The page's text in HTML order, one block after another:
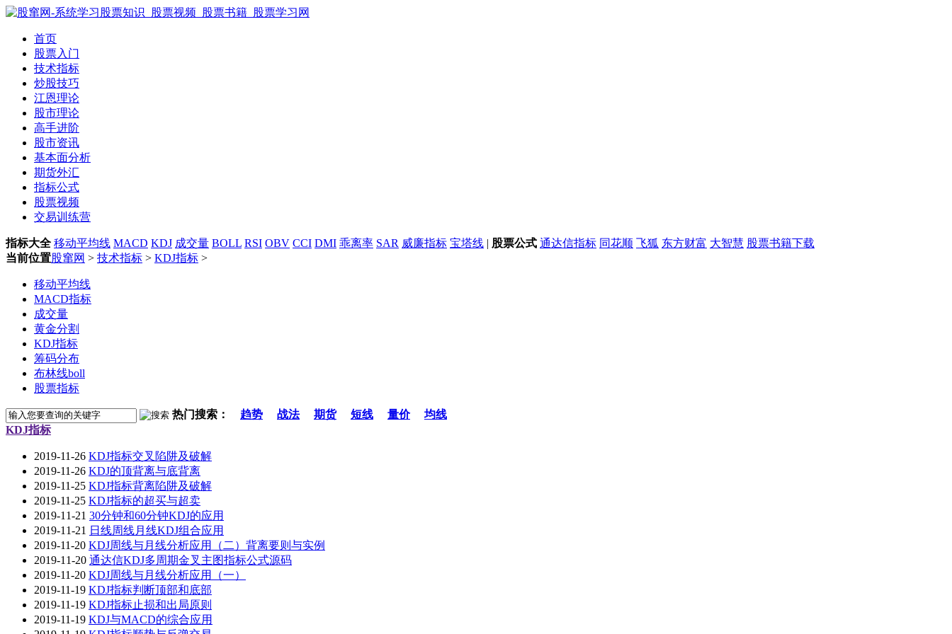
首页
股票入门
技术指标
炒股技巧
江恩理论
股市理论
高手进阶
股市资讯
基本面分析
期货外汇
指标公式
股票视频
交易训练营
指标大全 移动平均线 MACD KDJ 成交量 BOLL RSI OBV CCI DMI 乖离率 SAR 威廉指标 宝塔线 | 股票公式 通达信指标 同花顺 飞狐 东方财富 大智慧 股票书籍下载
当前位置股窜网 > 技术指标 > KDJ指标 >
移动平均线
MACD指标
成交量
黄金分割
KDJ指标
筹码分布
布林线boll
股票指标
热门搜索： 趋势 战法 期货 短线 量价
均线
KDJ指标
2019-11-26 KDJ指标交叉陷阱及破解
2019-11-26 KDJ的顶背离与底背离
2019-11-25 KDJ指标背离陷阱及破解
2019-11-25 KDJ指标的超买与超卖
2019-11-21 30分钟和60分钟KDJ的应用
2019-11-21 日线周线月线KDJ组合应用
2019-11-20 KDJ周线与月线分析应用（二）背离要则与实例
2019-11-20 通达信KDJ多周期金叉主图指标公式源码
2019-11-20 KDJ周线与月线分析应用（一）
2019-11-19 KDJ指标判断顶部和底部
2019-11-19 KDJ指标止损和出局原则
2019-11-19 KDJ与MACD的综合应用